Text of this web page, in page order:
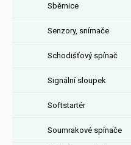
Sběrnice
Senzory, snímače
Schodišťový spínač
Signální sloupek
Softstartér
Soumrakové spínače